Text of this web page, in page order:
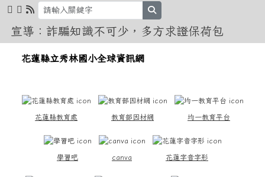
跳至主內容區
花蓮縣立秀林國小全球資訊網
宣導：詐騙知識不可少，多方求證保荷包
導覽列花蓮縣立秀林國小全球資訊網
花蓮縣教育處 教育部因材網 均一教育平台
學習吧 canva 花蓮字音字形